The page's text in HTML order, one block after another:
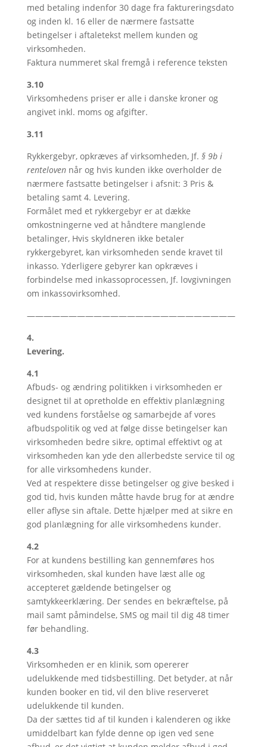
med betaling indenfor 30 dage fra faktureringsdato
og inden kl. 16 eller de nærmere fastsatte
betingelser i aftaletekst mellem kunden og
virksomheden.
Faktura nummeret skal fremgå i reference teksten
3.10
Virksomhedens priser er alle i danske kroner og
angivet inkl. moms og afgifter.
3.11
Rykkergebyr, opkræves af virksomheden, Jf. § 9b i
rentelovennår og hvis kunden ikke overholder de
nærmere fastsatte betingelser i afsnit: 3 Pris &
betaling samt 4. Levering.
Formålet med et rykkergebyr er at dække
omkostningerne ved at håndtere manglende
betalinger, Hvis skyldneren ikke betaler
rykkergebyret, kan virksomheden sende kravet til
inkasso. Yderligere gebyrer kan opkræves i
forbindelse med inkassoprocessen, Jf. lovgivningen
om inkassovirksomhed.
—————————————————————————
4.
Levering.
4.1
Afbuds- og ændring politikken i virksomheden er
designet til at opretholde en effektiv planlægning
ved kundens forståelse og samarbejde af vores
afbudspolitik og ved at følge disse betingelser kan
virksomheden bedre sikre, optimal effektivt og at
virksomheden kan yde den allerbedste service til og
for alle virksomhedens kunder.
Ved at respektere disse betingelser og give besked i
god tid, hvis kunden måtte havde brug for at ændre
eller aflyse sin aftale. Dette hjælper med at sikre en
god planlægning for alle virksomhedens kunder.
4.2
For at kundens bestilling kan gennemføres hos
virksomheden, skal kunden have læst alle og
accepteret gældende betingelser og
samtykkeerklæring. Der sendes en bekræftelse, på
mail samt påmindelse, SMS og mail til dig 48 timer
før behandling.
4.3
Virksomheden er en klinik, som opererer
udelukkende med tidsbestilling. Det betyder, at når
kunden booker en tid, vil den blive reserveret
udelukkende til kunden.
Da der sættes tid af til kunden i kalenderen og ikke
umiddelbart kan fylde denne op igen ved sene